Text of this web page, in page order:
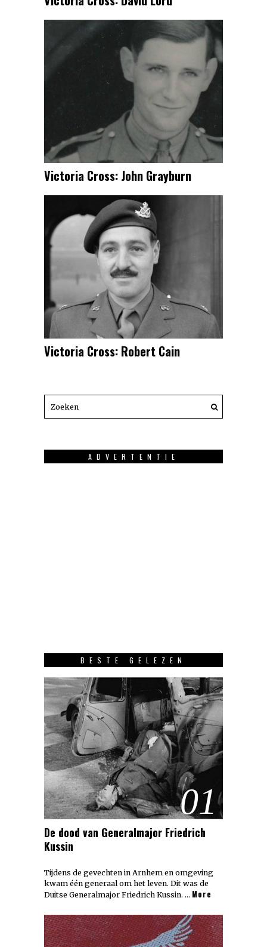
Victoria Cross: John Grayburn
Victoria Cross: Robert Cain
ADVERTENTIE
BESTE GELEZEN
01
De dood van Generalmajor Friedrich
Kussin
Tijdens de gevechten in Arnhem en omgeving
kwam één generaal om het leven. Dit was de
Duitse Generalmajor Friedrich Kussin. … More